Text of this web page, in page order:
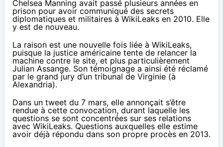
Chelsea Manning avait passé plusieurs années en
prison pour avoir communiqué des secrets
diplomatiques et militaires à WikiLeaks en 2010. Elle
y est de nouveau.
La raison est une nouvelle fois liée à WikiLeaks,
puisque la justice américaine tente de relancer la
machine contre le site, et plus particulièrement
Julian Assange. Son témoignage a ainsi été réclamé
par le grand jury d’un tribunal de Virginie (à
Alexandria).
Dans un tweet du 7 mars, elle annonçait s’être
rendue à cette convocation, durant laquelle les
questions se sont concentrées sur ses relations
avec WikiLeaks. Questions auxquelles elle estime
avoir déjà répondu dans son propre procès en 2013.